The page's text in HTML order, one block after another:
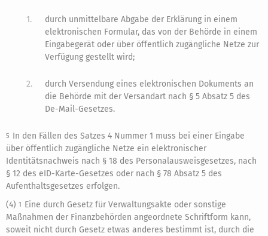
1.
durch unmittelbare Abgabe der Erklärung in einem
elektronischen Formular, das von der Behörde in einem
Eingabegerät oder über öffentlich zugängliche Netze zur
Verfügung gestellt wird;
2.
durch Versendung eines elektronischen Dokuments an
die Behörde mit der Versandart nach § 5 Absatz 5 des
De-Mail-Gesetzes.
5 In den Fällen des Satzes 4 Nummer 1 muss bei einer Eingabe
über öffentlich zugängliche Netze ein elektronischer
Identitätsnachweis nach § 18 des Personalausweisgesetzes, nach
§ 12 des eID-Karte-Gesetzes oder nach § 78 Absatz 5 des
Aufenthaltsgesetzes erfolgen.
(4) 1
Eine durch Gesetz für Verwaltungsakte oder sonstige
Maßnahmen der Finanzbehörden angeordnete Schriftform kann,
soweit nicht durch Gesetz etwas anderes bestimmt ist, durch die